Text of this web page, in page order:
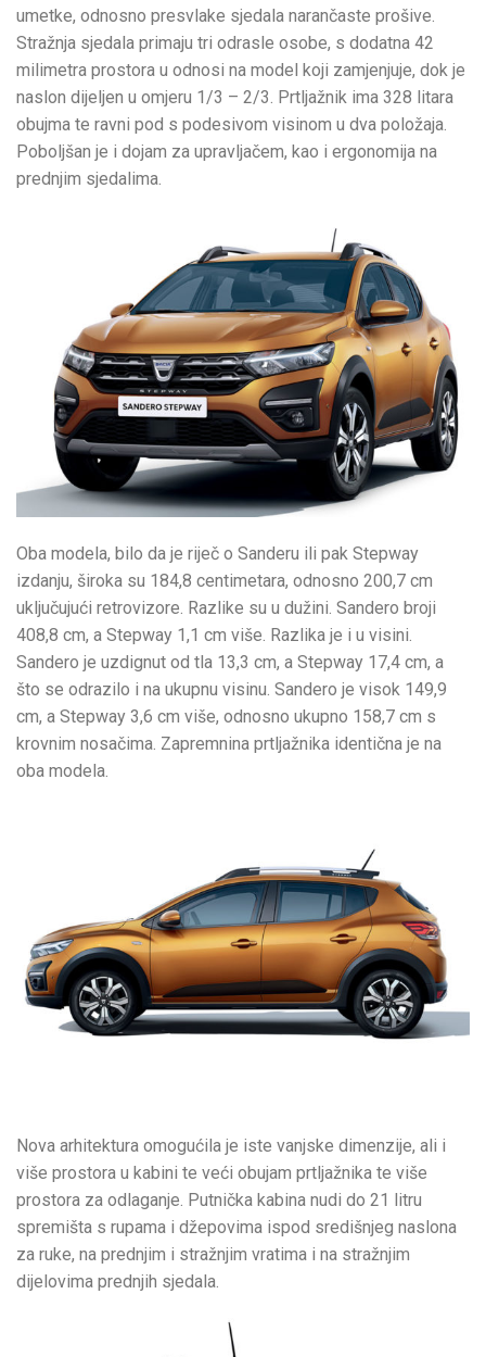
umetke, odnosno presvlake sjedala narančaste prošive.
Stražnja sjedala primaju tri odrasle osobe, s dodatna 42
milimetra prostora u odnosi na model koji zamjenjuje, dok je
naslon dijeljen u omjeru 1/3 – 2/3. Prtljažnik ima 328 litara
obujma te ravni pod s podesivom visinom u dva položaja.
Poboljšan je i dojam za upravljačem, kao i ergonomija na
prednjim sjedalima.
Oba modela, bilo da je riječ o Sanderu ili pak Stepway
izdanju, široka su 184,8 centimetara, odnosno 200,7 cm
uključujući retrovizore. Razlike su u dužini. Sandero broji
408,8 cm, a Stepway 1,1 cm više. Razlika je i u visini.
Sandero je uzdignut od tla 13,3 cm, a Stepway 17,4 cm, a
što se odrazilo i na ukupnu visinu. Sandero je visok 149,9
cm, a Stepway 3,6 cm više, odnosno ukupno 158,7 cm s
krovnim nosačima. Zapremnina prtljažnika identična je na
oba modela.
Nova arhitektura omogućila je iste vanjske dimenzije, ali i
više prostora u kabini te veći obujam prtljažnika te više
prostora za odlaganje. Putnička kabina nudi do 21 litru
spremišta s rupama i džepovima ispod središnjeg naslona
za ruke, na prednjim i stražnjim vratima i na stražnjim
dijelovima prednjih sjedala.